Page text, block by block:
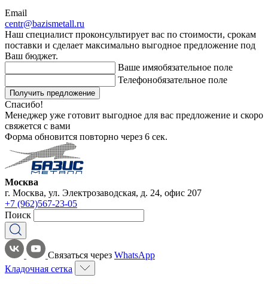
Email
centr@bazismetall.ru
Наш специалист проконсультирует вас по стоимости, срокам
поставки и сделает максимально выгодное предложение под
Ваш бюджет.
Ваше имяобязательное поле
Телефонобязательное поле
Получить предложение
Спасибо!
Менеджер уже готовит выгодное для вас предложение и скоро
свяжется с вами
Форма обновится повторно через 6 сек.
Москва
г. Москва, ул. Электрозаводская, д. 24, офис 207
+7 (962)567-23-05
Поиск
Связаться через WhatsApp
Кладочная сетка